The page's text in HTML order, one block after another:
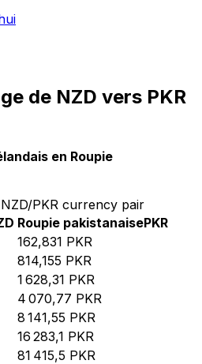
de NZD vers PKR
en Roupie
PKR currency pair
Roupie pakistanaisePKR
162,831 PKR
814,155 PKR
1 628,31 PKR
4 070,77 PKR
8 141,55 PKR
16 283,1 PKR
81 415,5 PKR